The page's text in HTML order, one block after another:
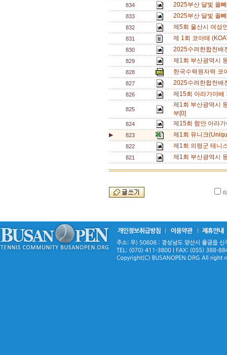
834 2025부산 달빛 올
833 2025부산 달빛 올
832 제5회 울산시 여성
831 제 1회 코아테
830 2025수려한합천배
829 제1회 부산광역시
828 한국수력원자력 코
827 2025수려한합천배
826 제15회 아라가야
825
제1회 부산광역시
부[0]
824 제15회 함안 아라
▶ 823 제1회 유니크
822 제1회 의령군 테니
821 제1회 부산광역시